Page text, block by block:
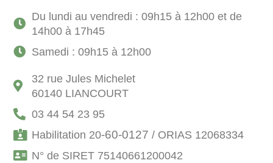
Du lundi au vendredi : 09h15 à 12h00 et de
14h00 à 17h45
Samedi : 09h15 à 12h00
32 rue Jules Michelet
60140 LIANCOURT
03 44 54 23 95
Habilitation 20-60-0127 / ORIAS 12068334
N° de SIRET 75140661200042